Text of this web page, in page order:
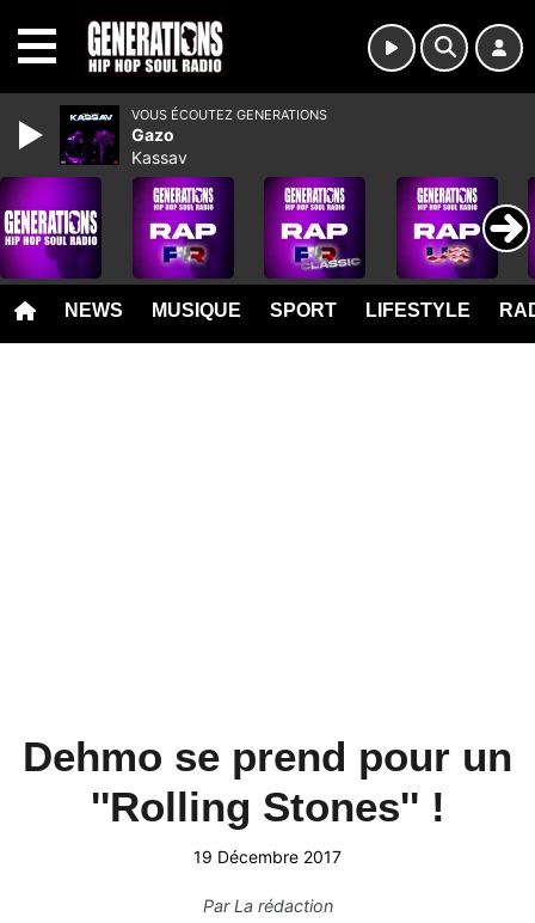
NEWS MUSIQUE SPORT LIFESTYLE
Dehmo se prend pour un
''Rolling Stones'' !
19 Décembre 2017
ParLa rédaction
VOUS ÉCOUTEZ GENERATIONS
Gazo
Kassav